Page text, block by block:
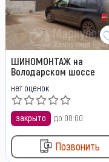
ШИНОМОНТАЖ на
Володарском шоссе
нет оценок
закрыто до 08:00
Позвонить